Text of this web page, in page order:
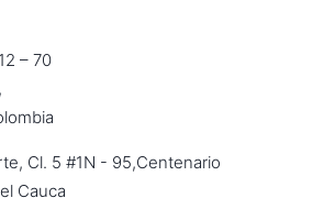
– 70
Cl. 5 #1N - 95,Centenario
Cauca